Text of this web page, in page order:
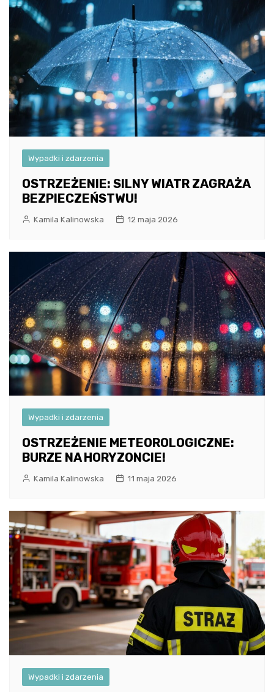
Wypadki i zdarzenia
OSTRZEŻENIE: SILNY WIATR ZAGRAŻA
BEZPIECZEŃSTWU!
Kamila Kalinowska 12 maja 2026
Wypadki i zdarzenia
OSTRZEŻENIE METEOROLOGICZNE:
BURZE NA HORYZONCIE!
Kamila Kalinowska 11 maja 2026
Wypadki i zdarzenia